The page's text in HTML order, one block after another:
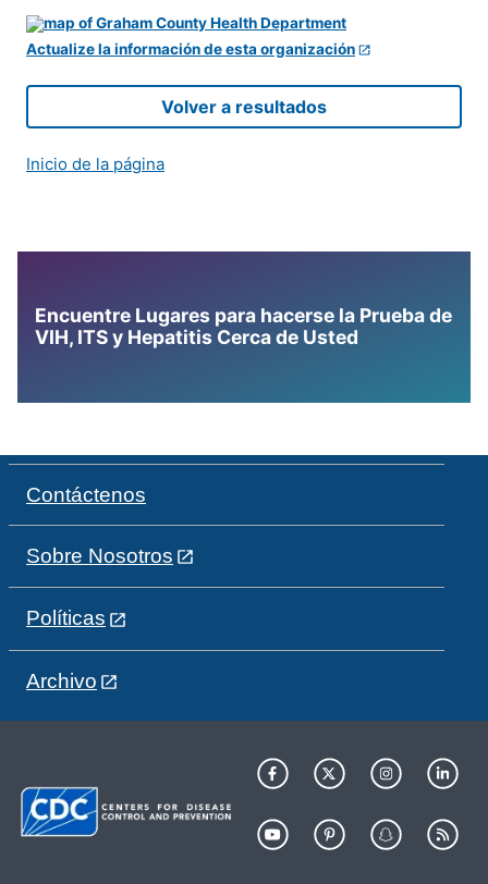
Actualize la información de esta organización
Volver a resultados
Inicio de la página
Encuentre Lugares para hacerse la Prueba de
VIH, ITS y Hepatitis Cerca de Usted
Contáctenos
Sobre Nosotros
Políticas
Archivo